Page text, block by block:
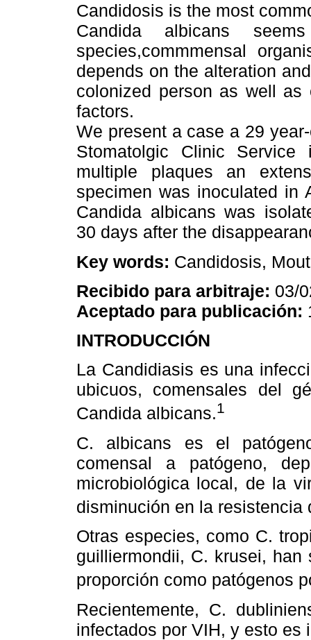
Candidosis is the most
Candida albicans
species,commmensal
depends on the alteration
colonized person as well
factors.
We present a case a 29
Stomatolgic Clinic
multiple plaques an
specimen was inoculated in
Candida albicans was
30 days after the
Key words: Candidosis,
Recibido para arbitraje: 03/
Aceptado para publicación:
INTRODUCCIÓN
La Candidiasis es una
ubicuos, comensales del
Candida albicans.1
C. albicans es el
comensal a patógeno,
microbiológica local, de la
disminución en la resistencia
Otras especies, como C.
guilliermondii, C. krusei,
proporción como patógenos
Recientemente, C.
infectados por VIH, y esto es